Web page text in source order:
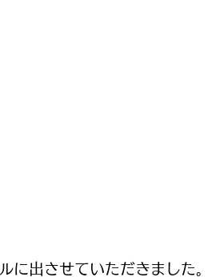
出させていただきました。